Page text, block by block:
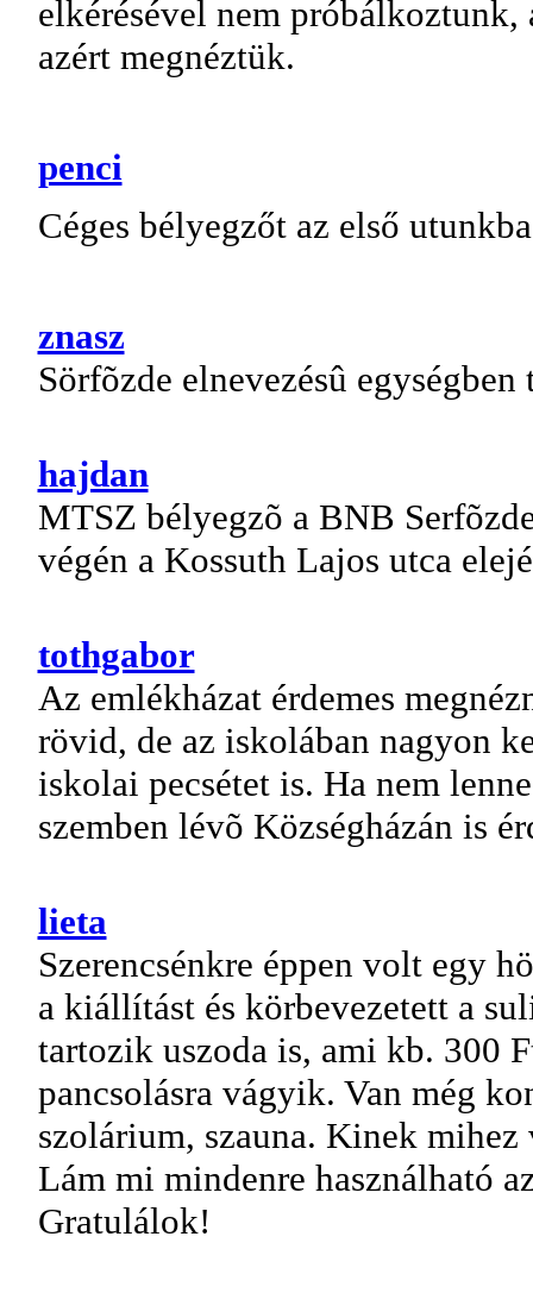
elkérésével nem
azért megnéztük.
penci
Céges bélyegzőt az első
znasz
Sörfõzde elnevezésû
hajdan
MTSZ bélyegzõ a BNB
végén a Kossuth Lajos utca
tothgabor
Az emlékházat érdemes
rövid, de az iskolában nagyon
iskolai pecsétet is. Ha nem
szemben lévõ Községházán is
lieta
Szerencsénkre éppen volt egy
a kiállítást és körbevezetett a
tartozik uszoda is, ami kb. 300
pancsolásra vágyik. Van még
szolárium, szauna. Kinek
Lám mi mindenre használható
Gratulálok!